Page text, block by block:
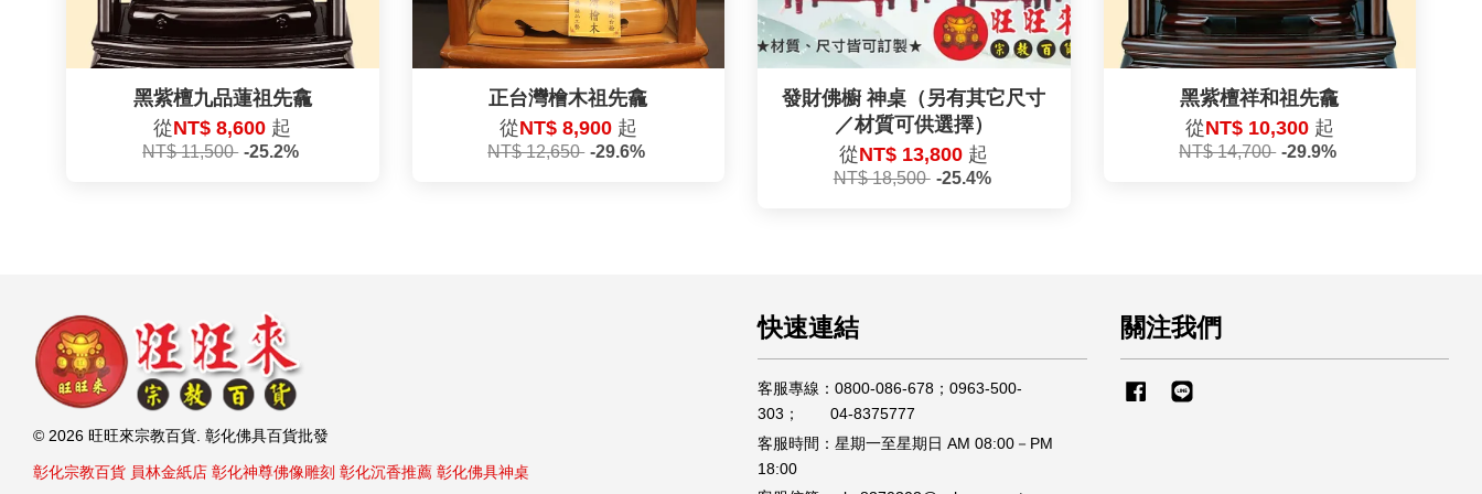
黑紫檀九品蓮祖先龕
從NT$ 8,600 起
NT$ 11,500 -25.2%
正台灣檜木祖先龕
從NT$ 8,900 起
NT$ 12,650 -29.6%
發財佛櫥 神桌（另有其它尺寸
／材質可供選擇）
從NT$ 13,800 起
NT$ 18,500 -25.4%
黑紫檀祥和祖先龕
從NT$ 10,300 起
NT$ 14,700 -29.9%
© 2026 旺旺來宗教百貨. 彰化佛具百貨批發
彰化宗教百貨 員林金紙店 彰化神尊佛像雕刻 彰化沉香推薦 彰化佛具神桌
快速連結
客服專線：0800-086-678；0963-500-
303； 04-8375777
客服時間：星期一至星期日 AM 08:00－PM
18:00
關注我們
Facebook